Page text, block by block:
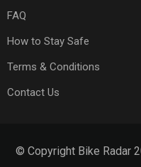
FAQ
How to Stay Safe
Terms & Conditions
Contact Us
© Copyright Bike Radar